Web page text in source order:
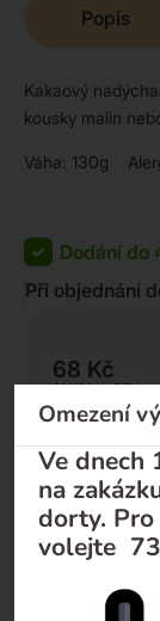
Popis
Kakaový
kousky malin
Váha: 130g
Dodání do
Při objednání
68 Kč
61Kč
Minimální
Omezení
Ve dnech
na
dorty.
volejte